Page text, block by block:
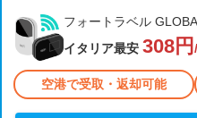
フォートラベル
イタリア最安 308円
空港で受取・返却可能